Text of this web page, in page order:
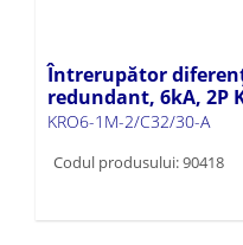
Întrerupător
redundant, 6kA, 2P
KRO6-1M-2/C32/30-A
Codul produsului: 90418